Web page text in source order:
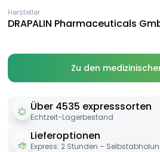
Hersteller
DRAPALIN Pharmaceuticals
Zu den
Über 4535 expresssorten
Echtzeit-Lagerbestand
Lieferoptionen
Express: 2 Stunden –